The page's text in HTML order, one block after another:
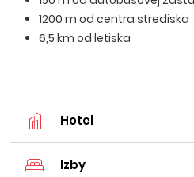
1200 m od centra strediska
6,5 km od letiska
Hotel
Izby